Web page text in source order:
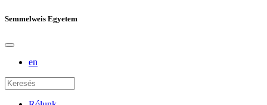
Semmelweis Egyetem
en